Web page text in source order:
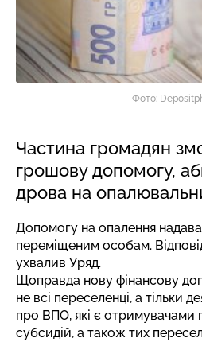
Фото:
Частина громадян
грошову допомогу,
дрова на
Допомогу на опалення
переміщеним особам.
ухвалив Уряд.
Щоправда нову фінансову
не всі переселенці, а тільки
про ВПО, які є отримувачами
субсидій, а також тих